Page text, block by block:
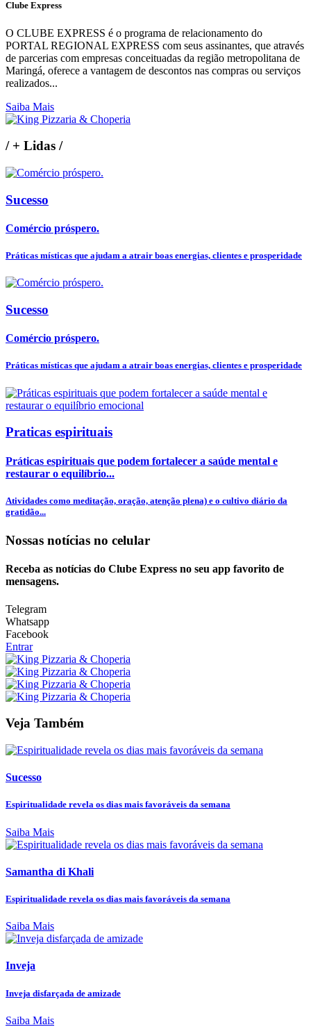
Clube Express
O CLUBE EXPRESS é o programa de relacionamento do
PORTAL REGIONAL EXPRESS com seus assinantes, que através
de parcerias com empresas conceituadas da região metropolitana de
Maringá, oferece a vantagem de descontos nas compras ou serviços
realizados...
Saiba Mais
/+ Lidas /
Sucesso
Comércio próspero.
Práticas místicas que ajudam a atrair boas energias, clientes e prosperidade
Sucesso
Comércio próspero.
Práticas místicas que ajudam a atrair boas energias, clientes e prosperidade
Praticas espirituais
Práticas espirituais que podem fortalecer a saúde mental e
restaurar o equilíbrio...
Atividades como meditação, oração, atenção plena) e o cultivo diário da
gratidão...
Nossas notícias no celular
Receba as notícias do Clube Express no seu app favorito de
mensagens.
Telegram
Whatsapp
Facebook
Entrar
Veja Também
Sucesso
Espiritualidade revela os dias mais favoráveis da semana
Saiba Mais
Samantha di Khali
Espiritualidade revela os dias mais favoráveis da semana
Saiba Mais
Inveja
Inveja disfarçada de amizade
Saiba Mais